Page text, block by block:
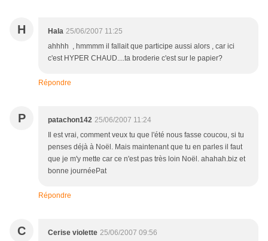
H Hala 25/06/2007 11:25
ahhhh , hmmmm il fallait que participe aussi alors , car ici
c'est HYPER CHAUD....ta broderie c'est sur le papier?
Répondre
P patachon142 25/06/2007 11:24
Il est vrai, comment veux tu que l'été nous fasse coucou, si tu
penses déjà à Noël. Mais maintenant que tu en parles il faut
que je m'y mette car ce n'est pas très loin Noël. ahahah.biz et
bonne journéePat
Répondre
C Cerise violette 25/06/2007 09:56